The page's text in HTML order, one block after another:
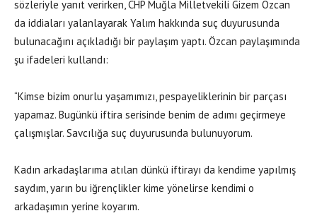
sözleriyle yanıt verirken, CHP Muğla Milletvekili Gizem Özcan
da iddiaları yalanlayarak Yalım hakkında suç duyurusunda
bulunacağını açıkladığı bir paylaşım yaptı. Özcan paylaşımında
şu ifadeleri kullandı:
“Kimse bizim onurlu yaşamımızı, pespayeliklerinin bir parçası
yapamaz. Bugünkü iftira serisinde benim de adımı geçirmeye
çalışmışlar. Savcılığa suç duyurusunda bulunuyorum.
Kadın arkadaşlarıma atılan dünkü iftirayı da kendime yapılmış
saydım, yarın bu iğrençlikler kime yönelirse kendimi o
arkadaşımın yerine koyarım.